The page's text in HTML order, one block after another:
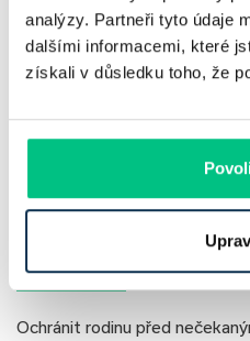
analýzy. Partneři tyto údaje
dalšími informacemi, které
získali v důsledku toho, že
Životní pojištění
Ochránit rodinu před